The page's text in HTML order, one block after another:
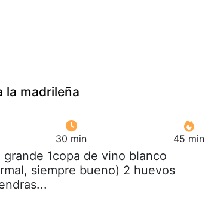
la madrileña
30 min 45 min
grande 1copa de vino blanco
siempre bueno) 2 huevos